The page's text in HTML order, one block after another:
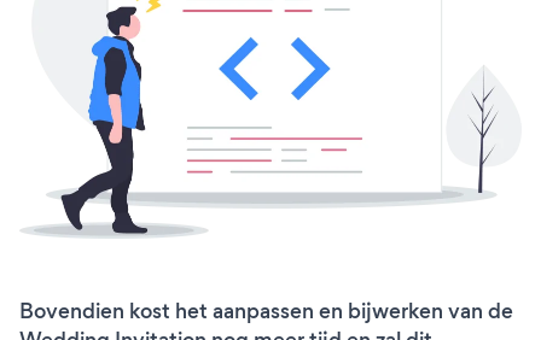
Bovendien kost het aanpassen en bijwerken van de